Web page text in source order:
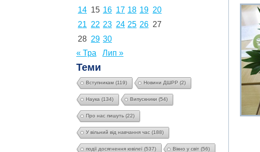
14 15 16 17 18 19 20
21 22 23 24 25 26 27
28 29 30
« Тра
Лип »
Теми
Вступникам (119) Новини ДШРР (2)
Наука (134) Випускники (54)
Про нас пишуть (22)
У вільний від навчання час (188)
події досягнення ювілеї (537) Вікно у світ (56)